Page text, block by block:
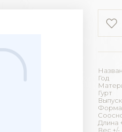
Год
Гурт
Выпуск
Форма
Длина
Вес +/-